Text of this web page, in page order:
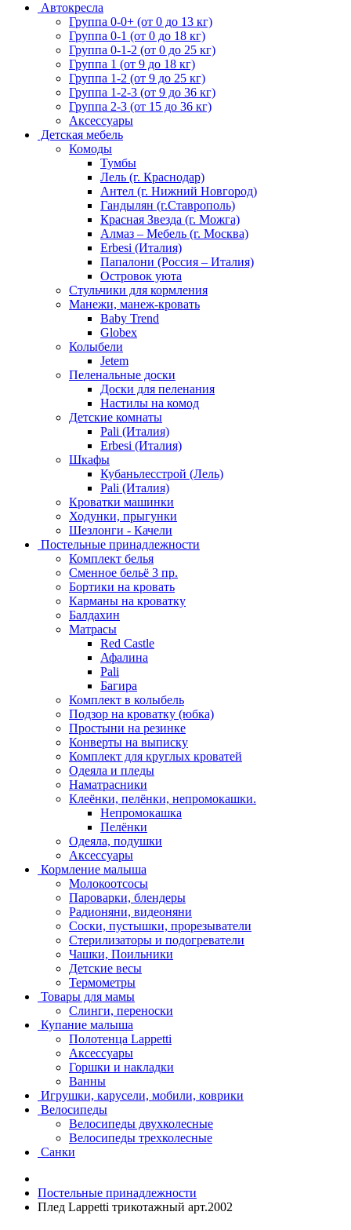
Автокресла
Группа 0-0+ (от 0 до 13 кг)
Группа 0-1 (от 0 до 18 кг)
Группа 0-1-2 (от 0 до 25 кг)
Группа 1 (от 9 до 18 кг)
Группа 1-2 (от 9 до 25 кг)
Группа 1-2-3 (от 9 до 36 кг)
Группа 2-3 (от 15 до 36 кг)
Аксессуары
Детская мебель
Комоды
Тумбы
Лель (г. Краснодар)
Антел (г. Нижний Новгород)
Гандылян (г.Ставрополь)
Красная Звезда (г. Можга)
Алмаз – Мебель (г. Москва)
Erbesi (Италия)
Папалони (Россия – Италия)
Островок уюта
Стульчики для кормления
Манежи, манеж-кровать
Baby Trend
Globex
Колыбели
Jetem
Пеленальные доски
Доски для пеленания
Настилы на комод
Детские комнаты
Pali (Италия)
Erbesi (Италия)
Шкафы
Кубаньлесстрой (Лель)
Pali (Италия)
Кроватки машинки
Ходунки, прыгунки
Шезлонги - Качели
Постельные принадлежности
Комплект белья
Сменное бельё 3 пр.
Бортики на кровать
Карманы на кроватку
Балдахин
Матрасы
Red Castle
Афалина
Pali
Багира
Комплект в колыбель
Подзор на кроватку (юбка)
Простыни на резинке
Конверты на выписку
Комплект для круглых кроватей
Одеяла и пледы
Наматрасники
Клеёнки, пелёнки, непромокашки.
Непромокашка
Пелёнки
Одеяла, подушки
Аксессуары
Кормление малыша
Молокоотсосы
Пароварки, блендеры
Радионяни, видеоняни
Соски, пустышки, прорезыватели
Стерилизаторы и подогреватели
Чашки, Поильники
Детские весы
Термометры
Товары для мамы
Слинги, переноски
Купание малыша
Полотенца Lappetti
Аксессуары
Горшки и накладки
Ванны
Игрушки, карусели, мобили, коврики
Велосипеды
Велосипеды двухколесные
Велосипеды трехколесные
Санки
Постельные принадлежности
Плед Lappetti трикотажный арт.2002